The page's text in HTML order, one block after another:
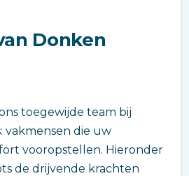
Donken
toegewijde team bij
vakmensen die uw
vooropstellen. Hieronder
de drijvende krachten